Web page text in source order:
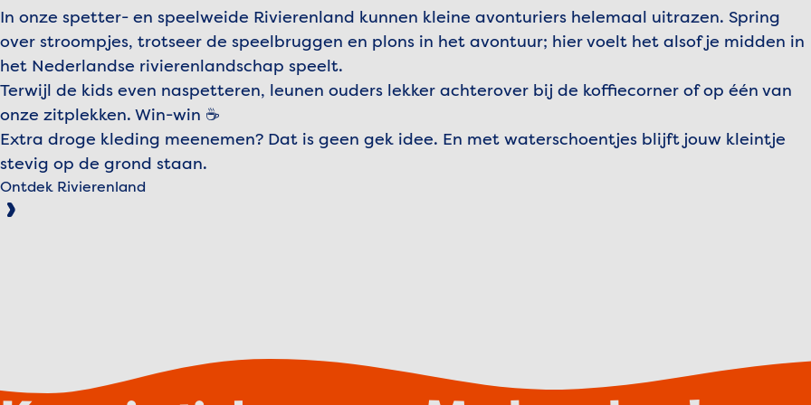
In onze spetter- en speelweide Rivierenland kunnen kleine avonturiers helemaal uitrazen. Spring
over stroompjes, trotseer de speelbruggen en plons in het avontuur; hier voelt het alsof je midden in
het Nederlandse rivierenlandschap speelt.
Terwijl de kids even naspetteren, leunen ouders lekker achterover bij de koffiecorner of op één van
onze zitplekken. Win-win ☕
Extra droge kleding meenemen? Dat is geen gek idee. En met waterschoentjes blijft jouw kleintje
stevig op de grond staan.
Ontdek Rivierenland
Video afspelen